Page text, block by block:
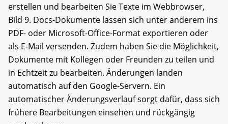
erstellen und bearbeiten Sie Texte im Webbrowser,
Bild 9. Docs-Dokumente lassen sich unter anderem ins
PDF- oder Microsoft-Office-Format exportieren oder
als E-Mail versenden. Zudem haben Sie die Möglichkeit,
Dokumente mit Kollegen oder Freunden zu teilen und
in Echtzeit zu bearbeiten. Änderungen landen
automatisch auf den Google-Servern. Ein
automatischer Änderungsverlauf sorgt dafür, dass sich
frühere Bearbeitungen einsehen und rückgängig